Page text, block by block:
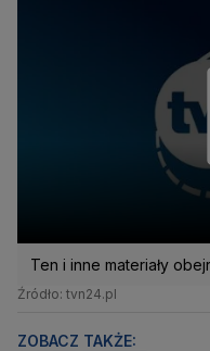
Ten i inne materiały
Źródło: tvn24.pl
ZOBACZ TAKŻE: